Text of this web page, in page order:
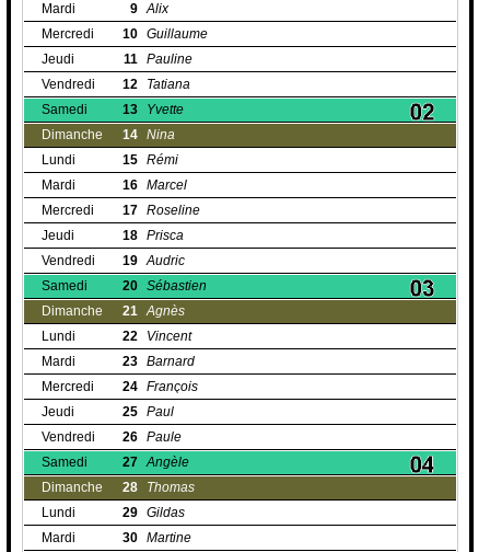
Mardi
9 Alix
Mercredi
10 Guillaume
Jeudi
11 Pauline
Vendredi
12
Tatiana
Samedi
13
Yvette
Dimanche
14 Nina
Lundi
15 Rémi
Mardi
16 Marcel
Mercredi
17 Roseline
Jeudi
18 Prisca
Vendredi
19 Audric
Samedi
20 Sébastien
Dimanche
21 Agnès
Lundi
22
Vincent
Mardi
23 Barnard
Mercredi
24 François
Jeudi
25 Paul
Vendredi
26 Paule
Samedi
27 Angèle
Dimanche
28
Thomas
Lundi
29 Gildas
Mardi
30 Martine